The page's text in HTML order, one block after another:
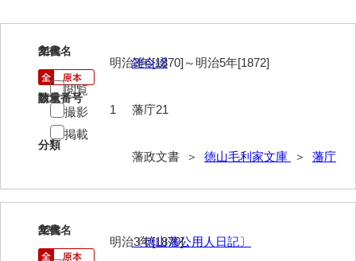
御産一件
御逝去録
御年賀記
御就国記
御勤記
21
文書名
雑令綴
請求番号
藩庁21
分類
藩政文書 ＞ 徳山毛利家文庫 ＞ 藩庁
年代
明治3年[1870]～明治5年[1872]
数量
1
閲覧
撮影
掲載
22
文書名
〔徳山藩公用人日記〕
年代
明治3年[1870]